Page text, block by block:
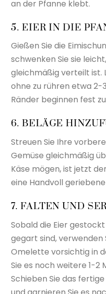
an der Pfanne klebt.
5. EIER IN DIE
Gießen Sie die
schwenken Sie sie
gleichmäßig verteilt ist.
ohne zu rühren etwa 2-
Ränder beginnen fest
6. BELÄGE
Streuen Sie Ihre
Gemüse gleichmäßig
Käse mögen, ist jetzt
eine Handvoll
7. FALTEN UND
Sobald die Eier
gegart sind, verwenden
Omelette vorsichtig in
Sie es noch weitere 1-2
Schieben Sie das